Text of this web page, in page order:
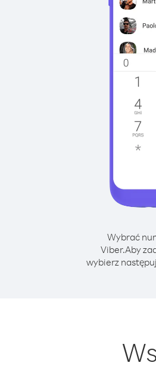
Wybrać
Viber.Aby
wybierz